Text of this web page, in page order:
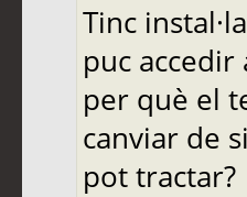
Tinc
puc
per què el
canviar de
pot tractar?